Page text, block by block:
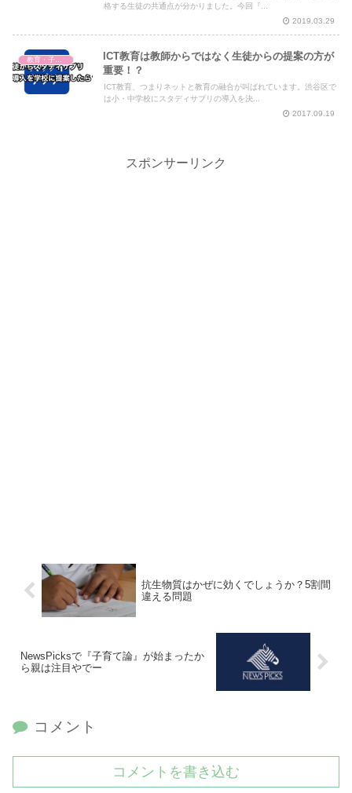
格する生徒の共通点が分かりました。今回『...
2019.03.29
教育・子育て
ICT教育は教師からではなく生徒からの提案の方が
重要！？
ICT教育、つまりネットと教育の融合が叫ばれています。渋谷区で
は小・中学校にスタディサプリの導入を決...
2017.09.19
スポンサーリンク
抗生物質はかぜに効くでしょうか？5割間
違える問題
NewsPicksで『子育て論』が始まったか
ら親は注目やでー
コメント
コメントを書き込む